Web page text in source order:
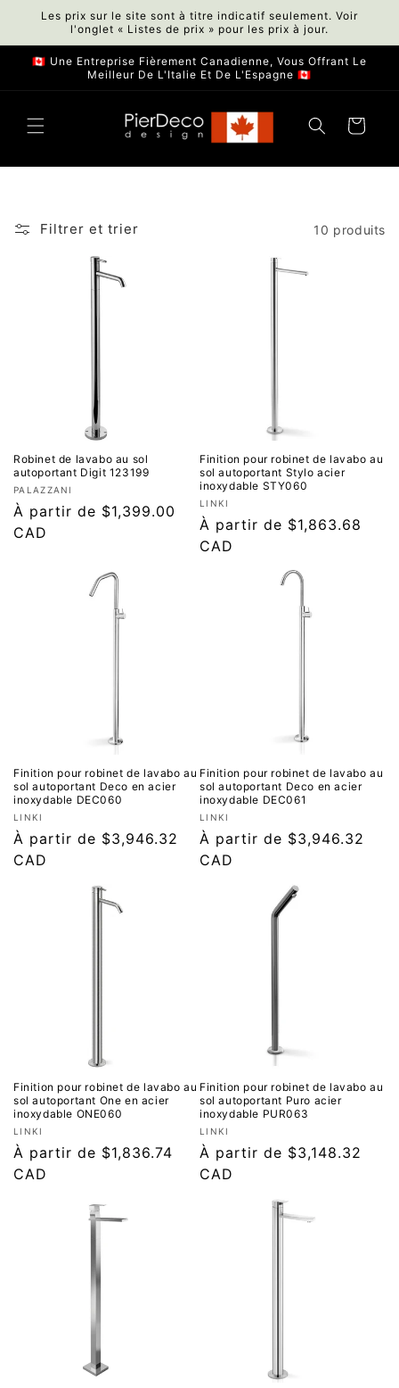
passer
contenu
Les prix sur le site sont à titre indicatif seulement. Voir
l'onglet « Listes de prix » pour les prix à jour.
🇨🇦 Une Entreprise Fièrement Canadienne, Vous Offrant Le
Meilleur De L'Italie Et De L'Espagne 🇨🇦
Panier
Filtrer et trier 10 produits
Robinet de lavabo au sol
autoportant Digit 123199
Fournisseur :
PALAZZANI
Prix
régulier
À partir de $1,399.00
CAD
Finition pour robinet de lavabo au
sol autoportant Stylo acier
inoxydable STY060
Fournisseur :
LINKI
Prix
régulier
À partir de $1,863.68
CAD
Finition pour robinet de lavabo au
sol autoportant Deco en acier
inoxydable DEC060
Fournisseur :
LINKI
Prix
régulier
À partir de $3,946.32
CAD
Finition pour robinet de lavabo au
sol autoportant Deco en acier
inoxydable DEC061
Fournisseur :
LINKI
Prix
régulier
À partir de $3,946.32
CAD
Finition pour robinet de lavabo au
sol autoportant One en acier
inoxydable ONE060
Fournisseur :
LINKI
Prix
régulier
À partir de $1,836.74
CAD
Finition pour robinet de lavabo au
sol autoportant Puro acier
inoxydable PUR063
Fournisseur :
LINKI
Prix
régulier
À partir de $3,148.32
CAD